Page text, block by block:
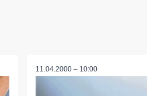
11.04.2000 – 10:00